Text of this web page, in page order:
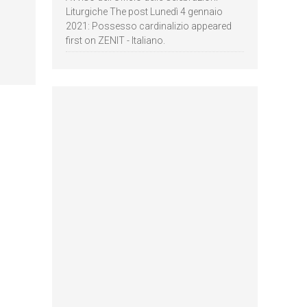
Liturgiche The post Lunedì 4 gennaio
2021: Possesso cardinalizio appeared
first on ZENIT - Italiano.